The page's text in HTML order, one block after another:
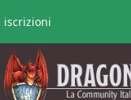
iscrizioni